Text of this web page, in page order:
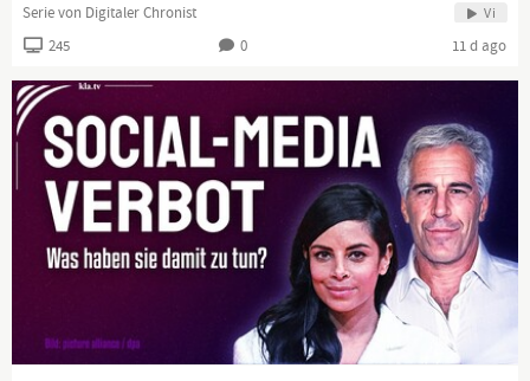
Serie von Digitaler Chronist Vi
245 0 11 d ago